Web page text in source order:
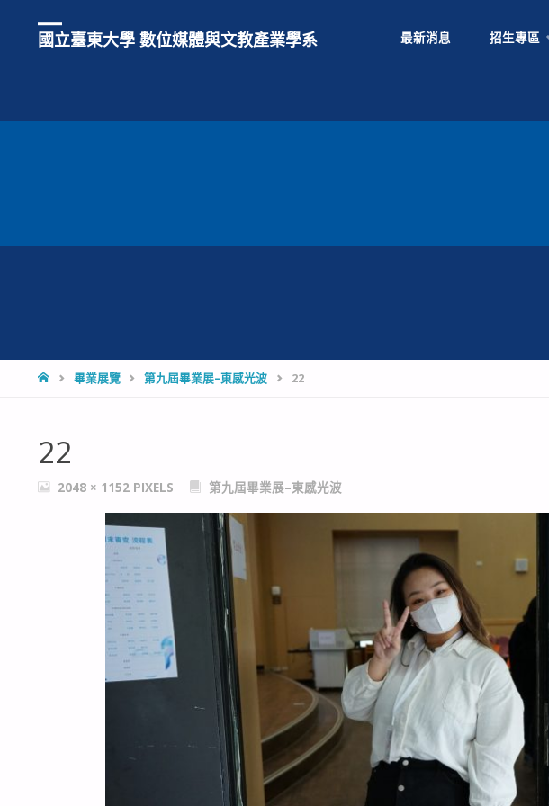
國立臺東大學 數位媒體與文教產業學系 最新消息 招生專區
HOME畢業展覽 第九屆畢業展–東感光波 22
22
FULL2048 × 1152 PIXELS 第九屆畢業展–東感光波